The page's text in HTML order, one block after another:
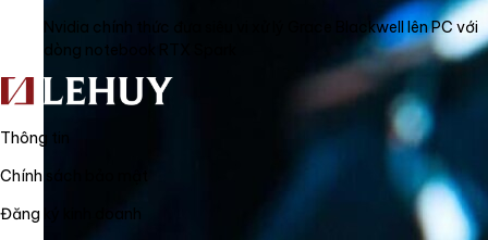
Nvidia chính thức đưa siêu vi xử lý Grace Blackwell lên PC với
dòng notebook RTX Spark
Thông tin
Chính sách bảo mật
Đăng ký kinh doanh